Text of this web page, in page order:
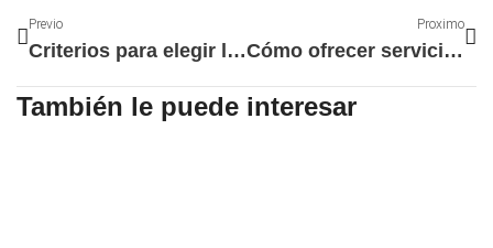
Previo
Criterios para elegir la mejor gestoría
Proximo
Cómo ofrecer servicio de reparto a domicilio para tu restaurante
También le puede interesar